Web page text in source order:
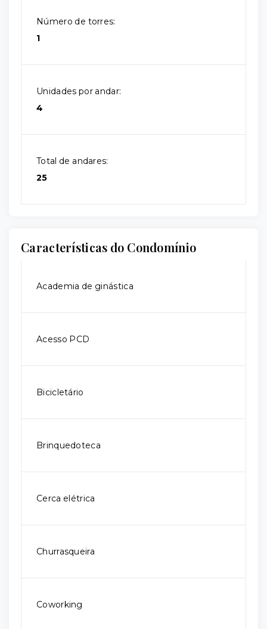
Número de torres:
1
Unidades por andar:
4
Total de andares:
25
Características do Condomínio
Academia de ginástica
Acesso PCD
Bicicletário
Brinquedoteca
Cerca elétrica
Churrasqueira
Coworking